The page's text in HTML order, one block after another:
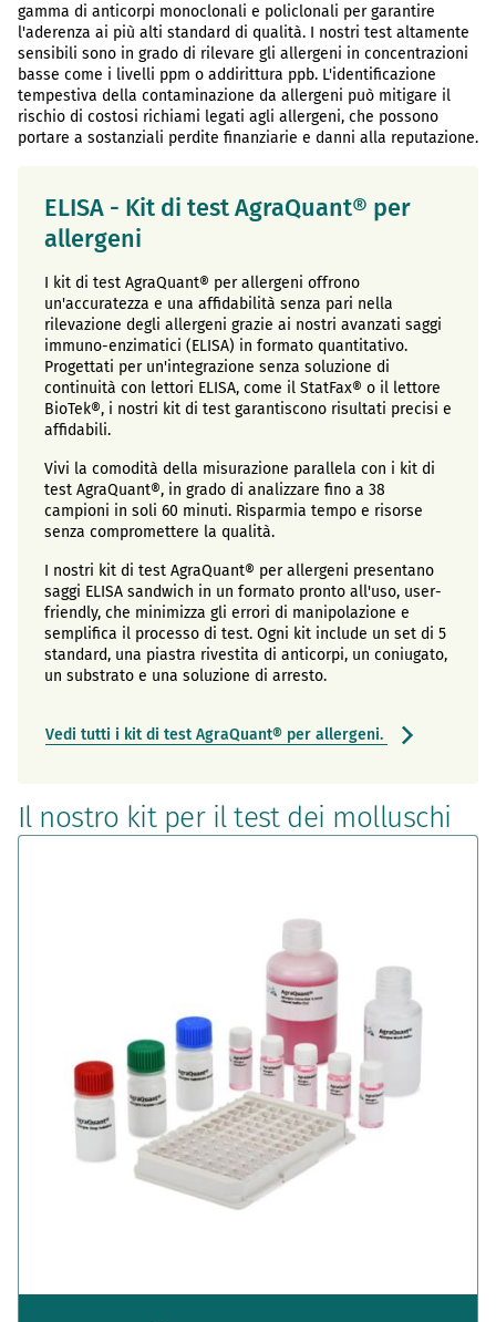
gamma di anticorpi monoclonali e policlonali per garantire
l'aderenza ai più alti standard di qualità. I nostri test altamente
sensibili sono in grado di rilevare gli allergeni in concentrazioni
basse come i livelli ppm o addirittura ppb. L'identificazione
tempestiva della contaminazione da allergeni può mitigare il
rischio di costosi richiami legati agli allergeni, che possono
portare a sostanziali perdite finanziarie e danni alla reputazione.
ELISA - Kit di test AgraQuant® per
allergeni
I kit di test AgraQuant® per allergeni offrono
un'accuratezza e una affidabilità senza pari nella
rilevazione degli allergeni grazie ai nostri avanzati saggi
immuno-enzimatici (ELISA) in formato quantitativo.
Progettati per un'integrazione senza soluzione di
continuità con lettori ELISA, come il StatFax® o il lettore
BioTek®, i nostri kit di test garantiscono risultati precisi e
affidabili.
Vivi la comodità della misurazione parallela con i kit di
test AgraQuant®, in grado di analizzare fino a 38
campioni in soli 60 minuti. Risparmia tempo e risorse
senza compromettere la qualità.
I nostri kit di test AgraQuant® per allergeni presentano
saggi ELISA sandwich in un formato pronto all'uso, user-
friendly, che minimizza gli errori di manipolazione e
semplifica il processo di test. Ogni kit include un set di 5
standard, una piastra rivestita di anticorpi, un coniugato,
un substrato e una soluzione di arresto.
Vedi tutti i kit di test AgraQuant® per allergeni.
Il nostro kit per il test dei molluschi